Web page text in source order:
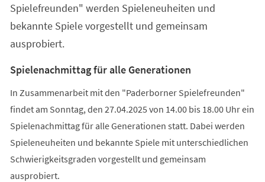
Spielefreunden" werden Spieleneuheiten und
bekannte Spiele vorgestellt und gemeinsam
ausprobiert.
Spielenachmittag für alle Generationen
In Zusammenarbeit mit den "Paderborner Spielefreunden"
findet am Sonntag, den 27.04.2025 von 14.00 bis 18.00 Uhr ein
Spielenachmittag für alle Generationen statt. Dabei werden
Spieleneuheiten und bekannte Spiele mit unterschiedlichen
Schwierigkeitsgraden vorgestellt und gemeinsam
ausprobiert.